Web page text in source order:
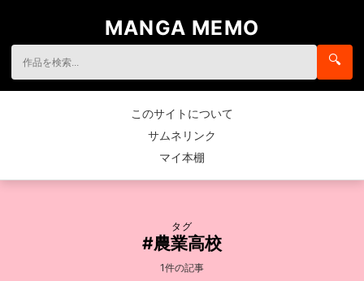
MANGA MEMO
🔍
このサイトについて
サムネリンク
マイ本棚
タグ
#農業高校
1件の記事